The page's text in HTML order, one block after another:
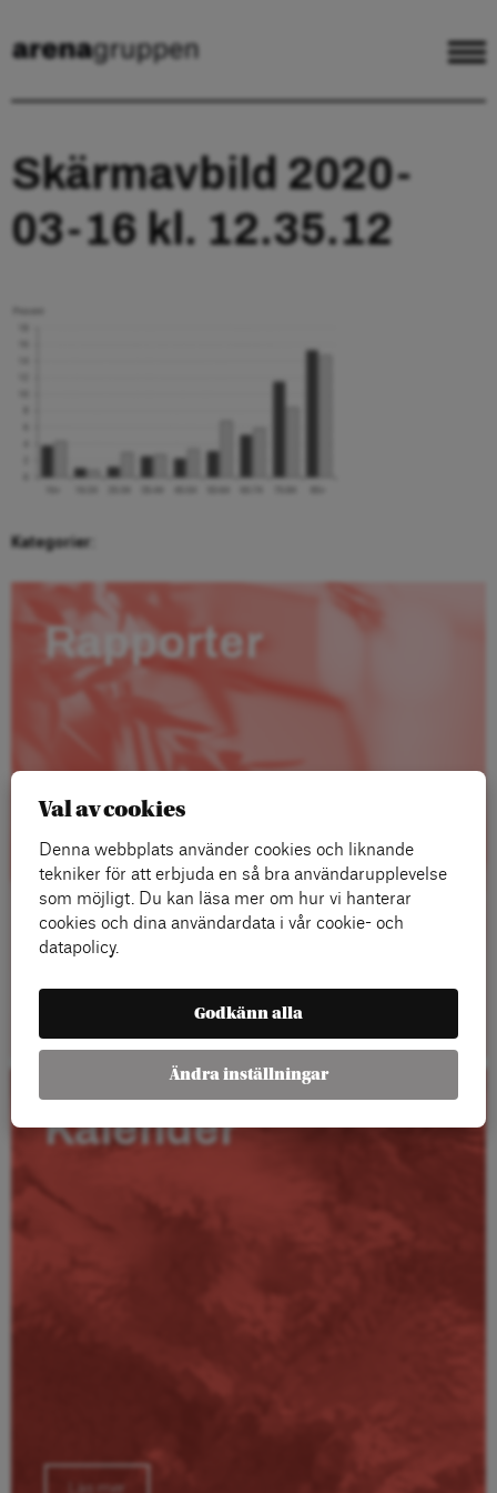
Skärmavbild 2020-
03-16 kl. 12.35.12
Kategorier:
Rapporter
Kalender
Läs mer
Val av cookies
Denna webbplats använder cookies och liknande
tekniker för att erbjuda en så bra användarupplevelse
som möjligt. Du kan läsa mer om hur vi hanterar
cookies och dina användardata i vår cookie- och
datapolicy.
Godkänn alla
Ändra inställningar